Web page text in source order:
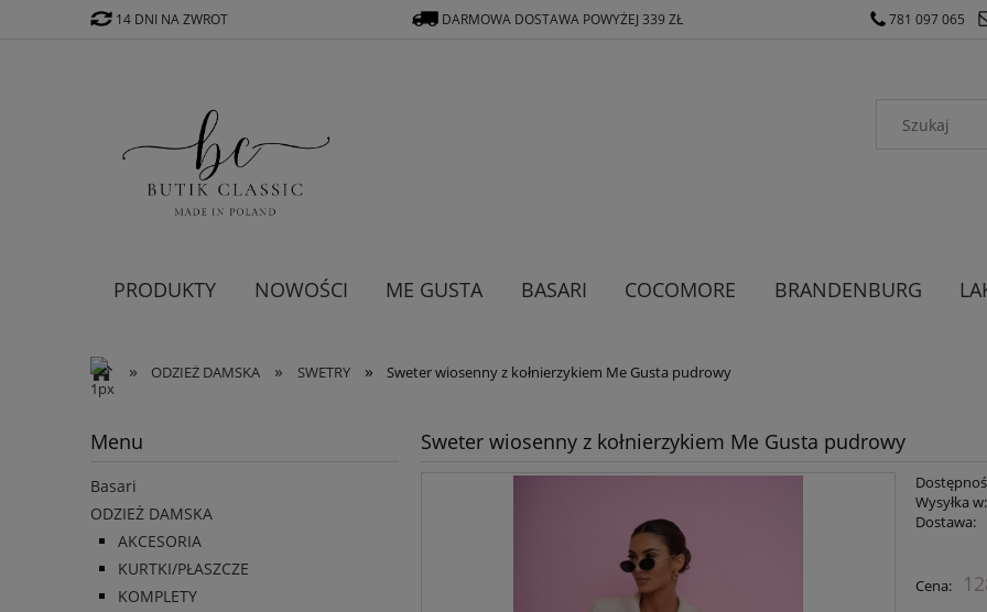
14 DNI NA ZWROT DARMOWA DOSTAWA POWYŻEJ 339 ZŁ 781 097 065
PRODUKTY NOWOŚCI ME GUSTA BASARI COCOMORE BRANDENBURG
» ODZIEŻ DAMSKA » SWETRY » Sweter wiosenny z kołnierzykiem Me Gusta pudrowy
Menu
Basari
ODZIEŻ DAMSKA
AKCESORIA
KURTKI/PŁASZCZE
KOMPLETY
Sweter wiosenny z kołnierzykiem Me Gusta pudrowy
Wysyłka w:
Dostawa:
Cena: